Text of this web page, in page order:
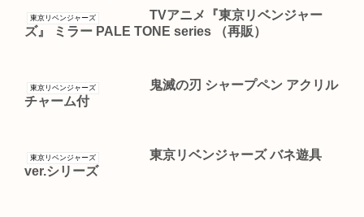
東京リベンジャーズ
TVアニメ『東京リベンジャー
ズ』 ミラー PALE TONE series （再販）
東京リベンジャーズ
鬼滅の刃 シャープペン アクリル
チャーム付
東京リベンジャーズ
東京リベンジャーズ バネ遊具
ver.シリーズ